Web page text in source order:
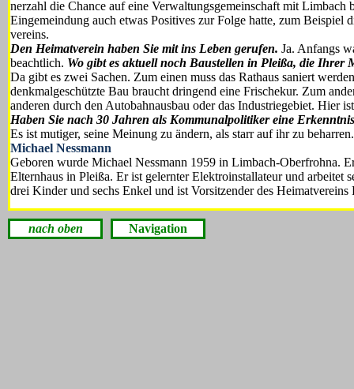
nerzahl die Chance auf eine Verwal­tungsgemeinschaft mit
Eingemeindung auch etwas Positives zur Folge hatte, zum
vereins.
Den Heimatverein haben Sie mit ins Leben gerufen. Ja. Anfangs
beachtlich. Wo gibt es aktuell noch Baustel­len in Pleißa, die Ihrer
Da gibt es zwei Sachen. Zum einen muss das Rathaus saniert
denk­malgeschützte Bau braucht drin­gend eine Frischekur. Zum
anderen durch den Autobahnausbau oder das Industriegebiet. Hier
Haben Sie nach 30 Jahren als Kommunalpolitiker eine
Es ist mutiger, seine Meinung zu än­dern, als starr auf ihr zu beharren.
Michael Nessmann
Geboren wurde Michael Nessmann 1959 in Limbach-Oberfrohna.
Elternhaus in Plei­ßa. Er ist gelernter Elektroinstallateur und arbeitet
drei Kinder und sechs Enkel und ist Vorsitzender des Heimatvereins
nach oben Navigation